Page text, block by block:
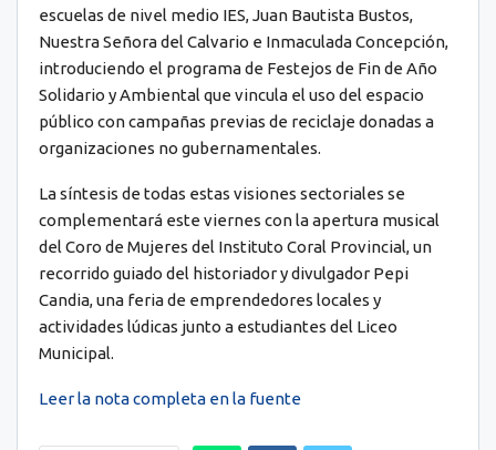
escuelas de nivel medio IES, Juan Bautista Bustos,
Nuestra Señora del Calvario e Inmaculada Concepción,
introduciendo el programa de Festejos de Fin de Año
Solidario y Ambiental que vincula el uso del espacio
público con campañas previas de reciclaje donadas a
organizaciones no gubernamentales.
La síntesis de todas estas visiones sectoriales se
complementará este viernes con la apertura musical
del Coro de Mujeres del Instituto Coral Provincial, un
recorrido guiado del historiador y divulgador Pepi
Candia, una feria de emprendedores locales y
actividades lúdicas junto a estudiantes del Liceo
Municipal.
Leer la nota completa en la fuente